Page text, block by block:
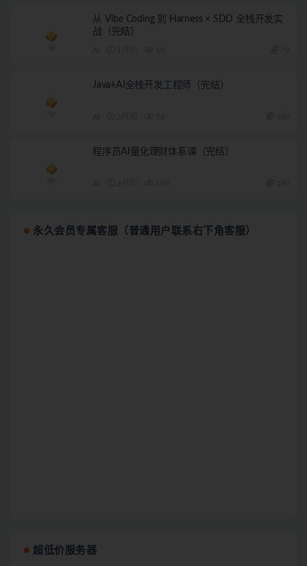
从 Vibe Coding 到 Harness × SDD 全栈开发实
战（完结）
Java+AI全栈开发工程师（完结）
程序员AI量化理财体系课（完结）
永久会员专属客服（普通用户联系右下角客服）
超低价服务器